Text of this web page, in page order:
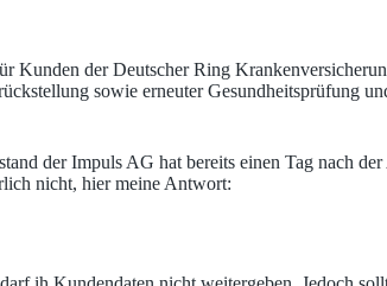
der Deutscher Ring
sowie erneuter Gesundheitsprüfung
der Impuls AG hat bereits einen Tag nach
nicht, hier meine Antwort: